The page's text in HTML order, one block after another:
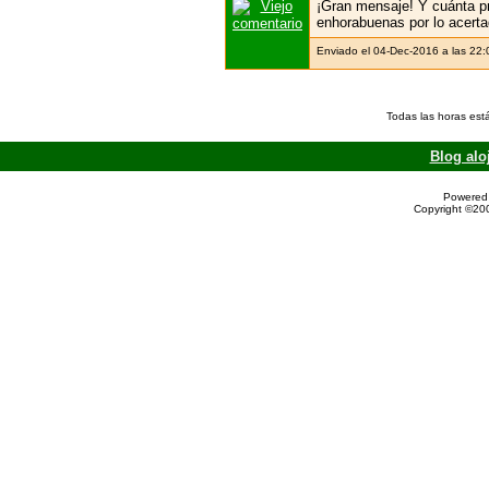
¡Gran mensaje! Y cuánta
enhorabuenas por lo
Enviado el 04-Dec-2016 a las
Todas las horas
Blog
Copyright